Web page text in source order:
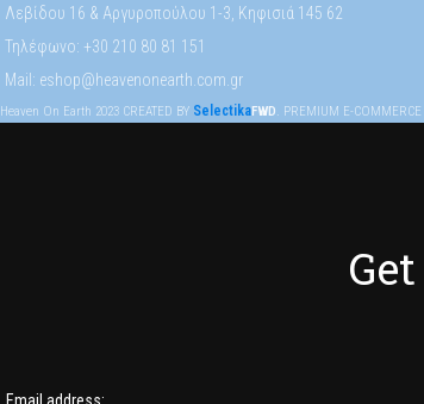
Λεβίδου 16 & Αργυροπούλου 1-3, Κηφισιά 145 62
Τηλέφωνο: +30 210 80 81 151
Mail: eshop@heavenonearth.com.gr
Heaven On Earth 2023 CREATED BY SelectikaFWD. PREMIUM E-COMMERCE